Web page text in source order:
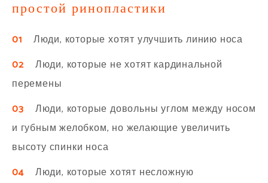
простой ринопластики
01 Люди, которые хотят улучшить линию носа
02Люди, которые не хотят кардинальной
перемены
03 Люди, которые довольны углом между носом
и губным желобком, но желающие увеличить
высоту спинки носа
04Люди, которые хотят несложную